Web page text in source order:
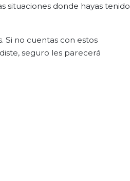
situaciones donde hayas tenido
Si no cuentas con estos
seguro les parecerá